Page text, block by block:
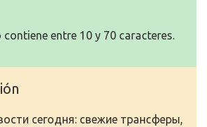
entre 10 y 70 caracteres.
сегодня: свежие трансферы,